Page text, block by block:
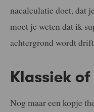
nacalculatie doet, dat
moet je weten dat ik
achtergrond wordt
Klassiek
Nog maar een kopje